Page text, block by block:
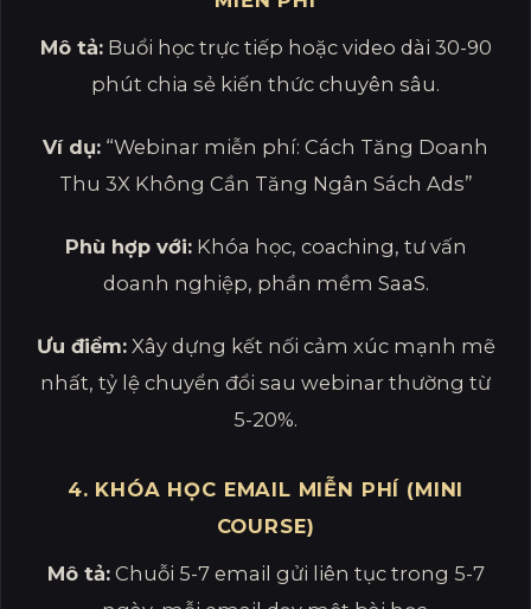
Mô tả:Buổi học trực tiếp hoặc video dài 30-90
phút chia sẻ kiến thức chuyên sâu.
Ví dụ: “Webinar miễn phí: Cách Tăng Doanh
Thu 3X Không Cần Tăng Ngân Sách Ads”
Phù hợp với:Khóa học, coaching, tư vấn
doanh nghiệp, phần mềm SaaS.
Ưu điểm:Xây dựng kết nối cảm xúc mạnh mẽ
nhất, tỷ lệ chuyển đổi sau webinar thường từ
5-20%.
4. KHÓA HỌC EMAIL MIỄN PHÍ (MINI
COURSE)
Mô tả:Chuỗi 5-7 email gửi liên tục trong 5-7